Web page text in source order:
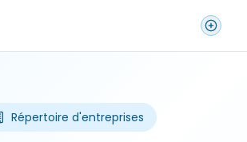
Répertoire d'entreprises